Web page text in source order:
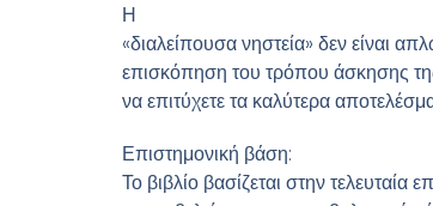
Η
«διαλείπουσα νηστεία» δεν είναι
επισκόπηση του τρόπου άσκησης
να επιτύχετε τα καλύτερα
Επιστημονική βάση:
Το βιβλίο βασίζεται στην